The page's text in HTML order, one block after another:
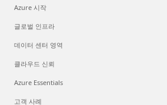
Azure 시작
글로벌 인프라
데이터 센터 영역
클라우드 신뢰
Azure Essentials
고객 사례